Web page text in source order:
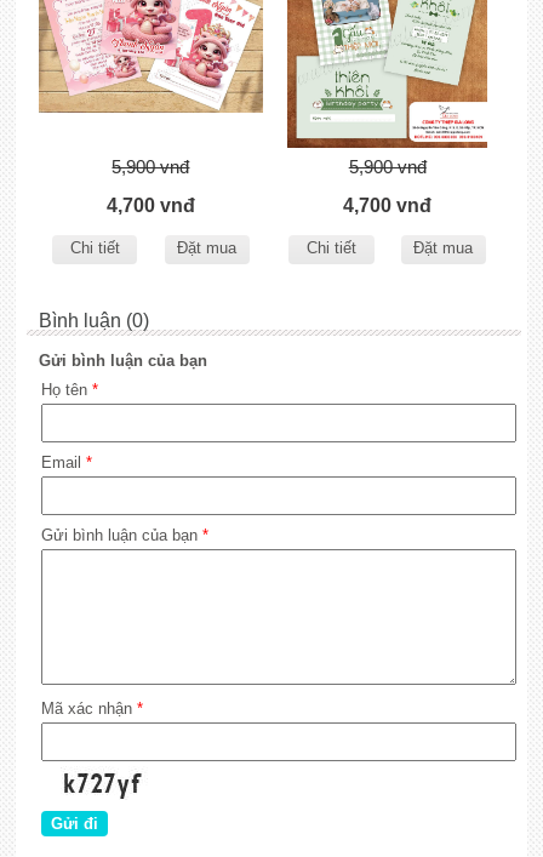
5,900 vnđ
4,700 vnđ
Chi tiết Đặt mua
5,900 vnđ
4,700 vnđ
Chi tiết Đặt mua
Bình luận (0)
Gửi bình luận của bạn
Họ tên *
Email *
Gửi bình luận của bạn *
Mã xác nhận *